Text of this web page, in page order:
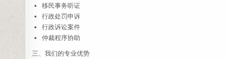
移民事务听证
行政处罚申诉
行政诉讼案件
仲裁程序协助
三、我们的专业优势